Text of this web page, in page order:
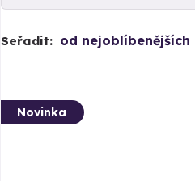
Seřadit: od nejoblíbenějších
Novinka